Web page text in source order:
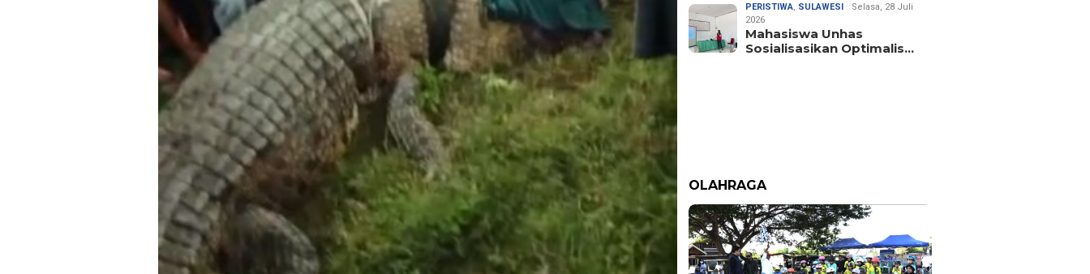
PERISTIWA, SULAWESI
Selasa, 28 Juli
2026
Mahasiswa Unhas
Sosialisasikan Optimalis…
OLAHRAGA